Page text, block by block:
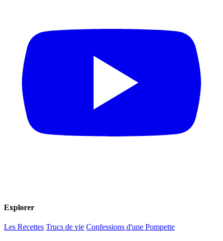
Explorer
Les Recettes Trucs de vie Confessions d'une Pompette